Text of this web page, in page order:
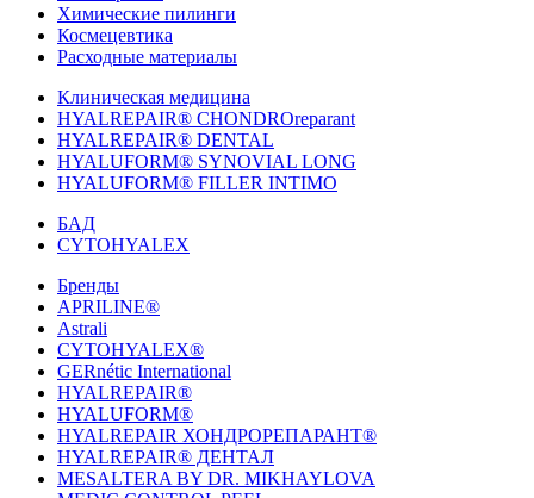
Химические пилинги
Космецевтика
Расходные материалы
Клиническая медицина
HYALREPAIR® CHONDROreparant
HYALREPAIR® DENTAL
HYALUFORM® SYNOVIAL LONG
HYALUFORM® FILLER INTIMO
БАД
CYTOHYALEX
Бренды
APRILINE®
Astrali
CYTOHYALEX®
GERnétic International
HYALREPAIR®
HYALUFORM®
HYALREPAIR ХОНДРОРЕПАРАНТ®
HYALREPAIR® ДЕНТАЛ
MESALTERA BY DR. MIKHAYLOVA